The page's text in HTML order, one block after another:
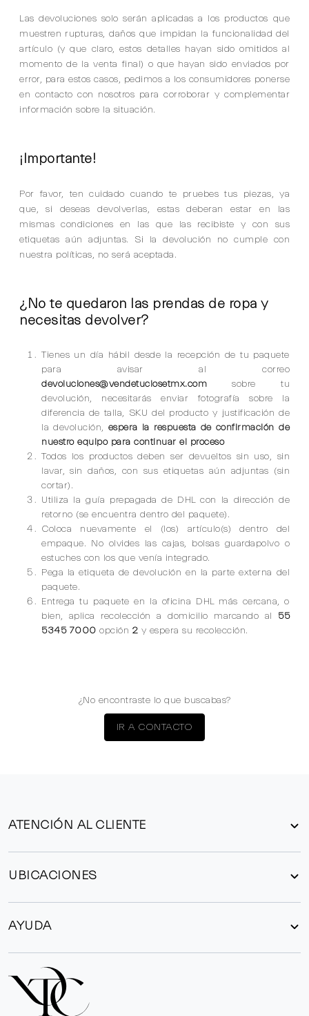
Las devoluciones solo serán aplicadas a los productos que
muestren rupturas, daños que impidan la funcionalidad del
artículo (y que claro, estos detalles hayan sido omitidos al
momento de la venta final) o que hayan sido enviados por
error, para estos casos, pedimos a los consumidores ponerse
en contacto con nosotros para corroborar y complementar
información sobre la situación.
¡Importante!
Por favor, ten cuidado cuando te pruebes tus piezas, ya
que, si deseas devolverlas, estas deberan estar en las
mismas condiciones en las que las recibiste y con sus
etiquetas aún adjuntas. Si la devolución no cumple con
nuestra políticas, no será aceptada.
¿No te quedaron las prendas de ropa y
necesitas devolver?
Tienes un día hábil desde la recepción de tu paquete
para avisar al correo
devoluciones@vendetuclosetmx.com sobre tu
devolución, necesitarás enviar fotografía sobre la
diferencia de talla, SKU del producto y justificación de
la devolución, espera la respuesta de confirmación de
nuestro equipo para continuar el proceso
Todos los productos deben ser devueltos sin uso, sin
lavar, sin daños, con sus etiquetas aún adjuntas (sin
cortar).
Utiliza la guía prepagada de DHL con la dirección de
retorno (se encuentra dentro del paquete).
Coloca nuevamente el (los) artículo(s) dentro del
empaque. No olvides las cajas, bolsas guardapolvo o
estuches con los que venía integrado.
Pega la etiqueta de devolución en la parte externa del
paquete.
Entrega tu paquete en la oficina DHL más cercana, o
bien, aplica recolección a domicilio marcando al 55
5345 7000 opción 2 y espera su recolección.
¿No encontraste lo que buscabas?
IR A CONTACTO
ATENCIÓN AL CLIENTE
UBICACIONES
AYUDA